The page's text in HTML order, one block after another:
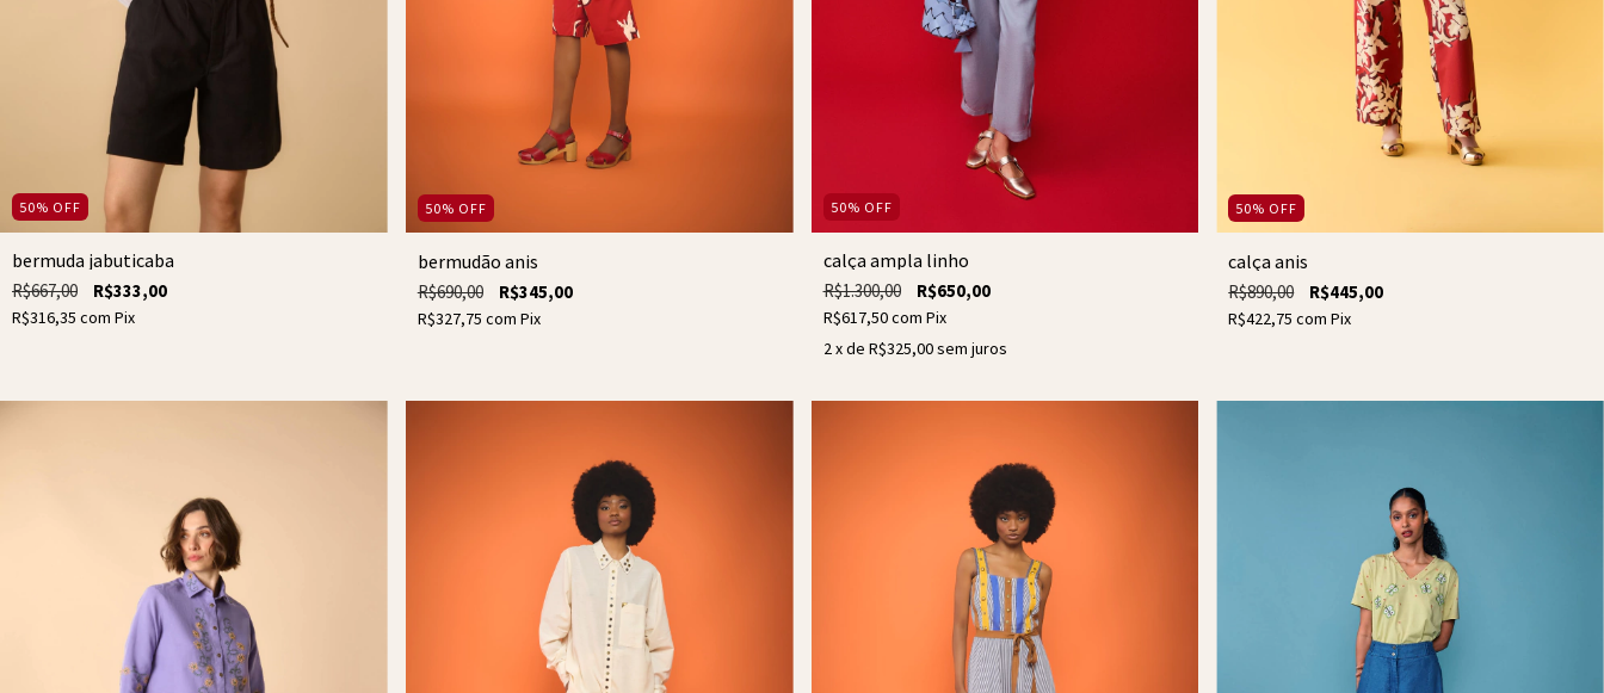
50% OFF
bermuda jabuticaba
R$667,00 R$333,00
R$316,35 com Pix
50% OFF
bermudão anis
R$690,00 R$345,00
R$327,75 com Pix
50% OFF
calça ampla linho
R$1.300,00 R$650,00
R$617,50com Pix
2x de R$325,00sem juros
50% OFF
calça anis
R$890,00 R$445,00
R$422,75com Pix